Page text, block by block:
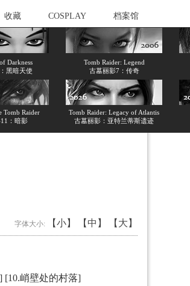
收藏 COSPLAY 档案馆
Darkness
黑暗天使
Tomb Raider: Legend
古墓丽影7：传奇
Tomb Raider
：暗影
Tomb Raider: Legacy of Atlantis
古墓丽影：亚特兰蒂斯遗迹
字体大小: 【小】 【中】 【大】
] [10.峭壁处的村落]